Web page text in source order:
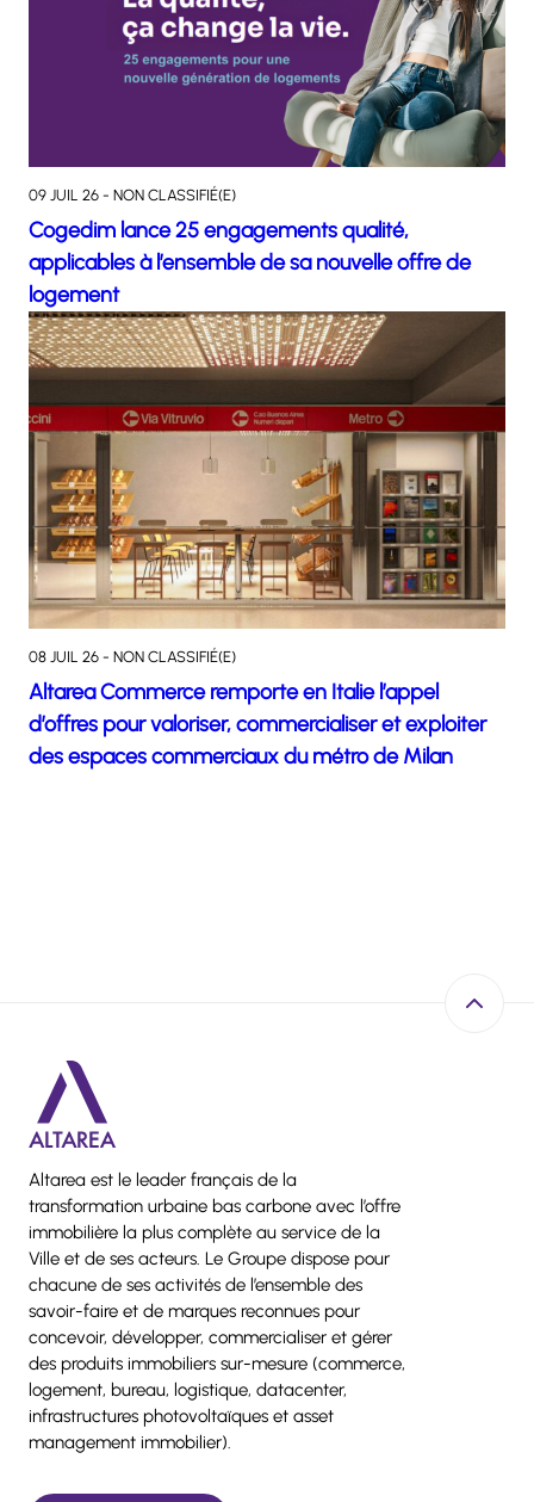
09 JUIL 26 - NON CLASSIFIÉ(E)
Cogedim lance 25 engagements qualité,
applicables à l’ensemble de sa nouvelle offre de
logement
08 JUIL 26 - NON CLASSIFIÉ(E)
Altarea Commerce remporte en Italie l’appel
d’offres pour valoriser, commercialiser et exploiter
des espaces commerciaux du métro de Milan
Altarea est le leader français de la
transformation urbaine bas carbone avec l’offre
immobilière la plus complète au service de la
Ville et de ses acteurs. Le Groupe dispose pour
chacune de ses activités de l’ensemble des
savoir-faire et de marques reconnues pour
concevoir, développer, commercialiser et gérer
des produits immobiliers sur-mesure (commerce,
logement, bureau, logistique, datacenter,
infrastructures photovoltaïques et asset
management immobilier).
Retour